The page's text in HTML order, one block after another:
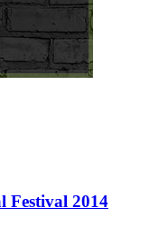
Festival 2014